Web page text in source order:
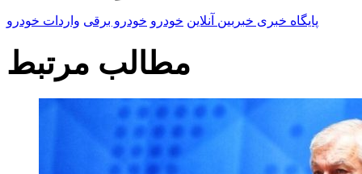
پایگاه خبری خبربین آنلاین خودرو خودرو برقی واردات خودرو
مطالب مرتبط